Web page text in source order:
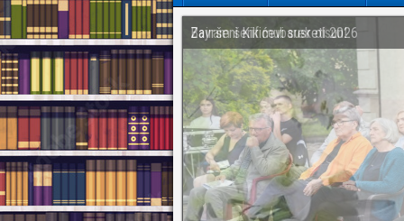
Završeni Kikićevi susreti 2026